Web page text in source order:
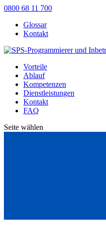
0800 68 11 700
Glossar
Kontakt
Vorteile
Ablauf
Kompetenzen
Dienstleistungen
Kontakt
FAQ
Seite wählen